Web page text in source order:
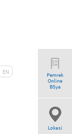
EN
Pemrek
Online
BSya
Lokasi